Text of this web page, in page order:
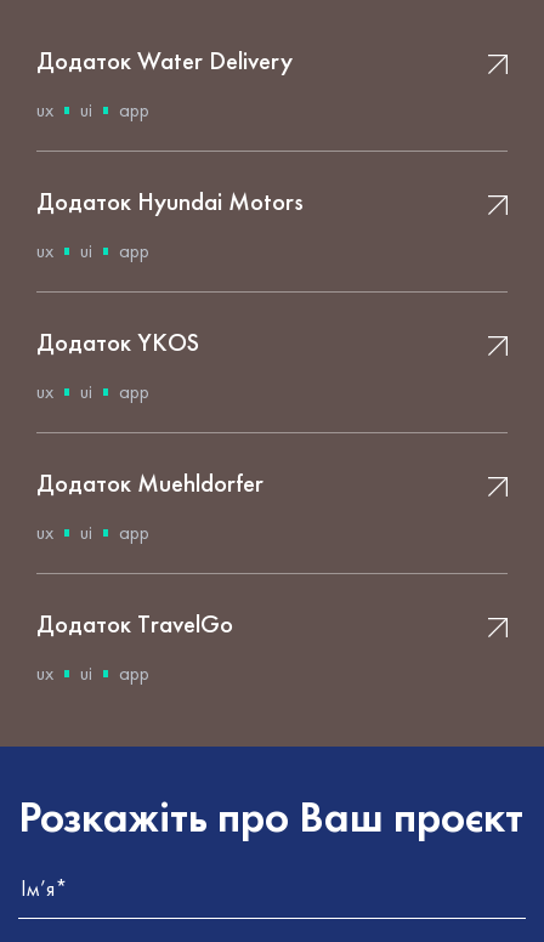
Додаток Water Delivery
ux ui app
Додаток Hyundai Motors
ux ui app
Додаток YKOS
ux ui app
Додаток Muehldorfer
ux ui app
Додаток TravelGo
ux ui app
Розкажіть про Ваш проєкт